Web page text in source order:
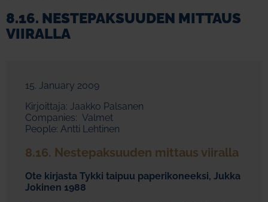
8.16. NESTEPAKSUUDEN MITTAUS
VIIRALLA
15. January 2009
Kirjoittaja: Jaakko Palsanen
Companies: Valmet
People: Antti Lehtinen
8.16. Nestepaksuuden mittaus viiralla
Ote kirjasta Tykki taipuu paperikoneeksi, Jukka
Jokinen 1988